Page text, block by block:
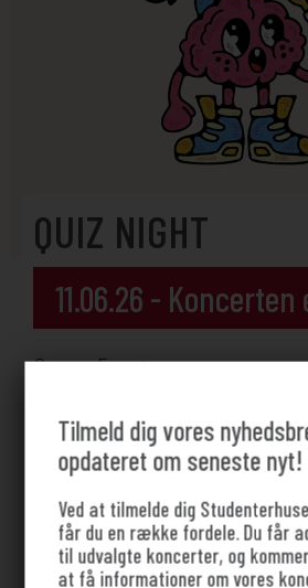
QUIZ NIGHT
11.06.26 -
Genre: Events
GRATIS
Start: 19:30
Cafeen
Tilmeld dig vores
opdateret om seneste nyt!
Ved at tilmelde dig
får du en række fordele. Du får
til udvalgte koncerter, og
at få informationer om vores